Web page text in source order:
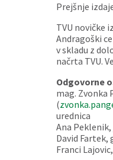
Prejšnje
TVU novičke
Andragoški
v skladu z
načrta TVU.
Odgovorne
mag. Zvonka
(
urednica
Ana
David
Franci